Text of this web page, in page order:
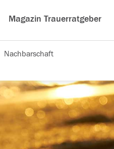
Magazin Trauerratgeber
Nachbarschaft